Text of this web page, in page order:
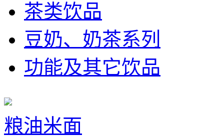
茶类饮品
豆奶、奶茶系列
功能及其它饮品
粮油米面